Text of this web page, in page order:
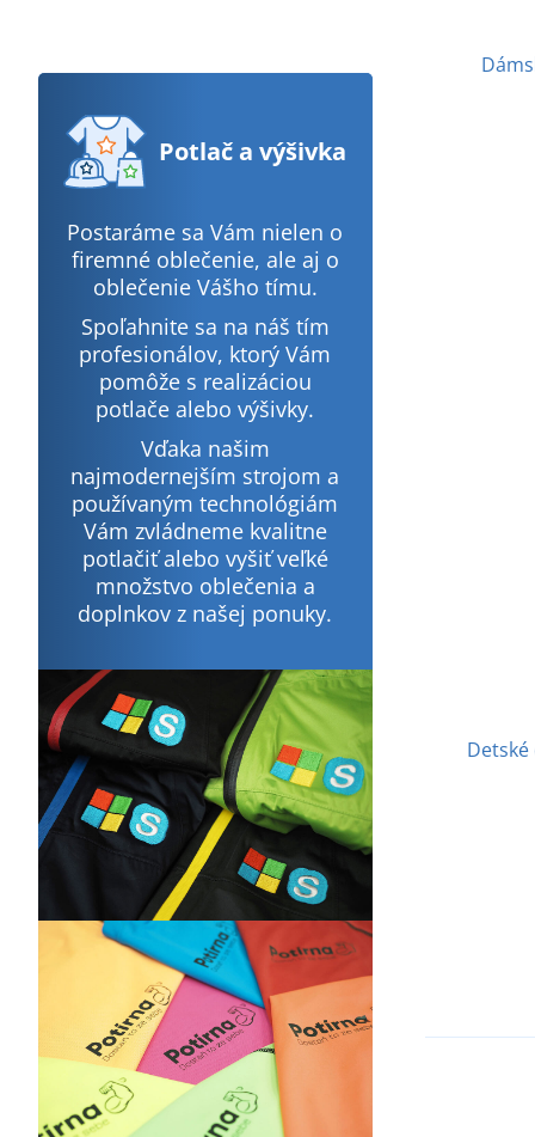
Potlača výšivka
Postaráme sa Vám nielen o
firemné oblečenie, ale aj o
oblečenie Vášho tímu.
Spoľahnite sa na náš tím
profesionálov, ktorý Vám
pomôže s realizáciou
potlače alebo výšivky.
Vďaka našim
najmodernejším strojom a
používaným technológiám
Vám zvládneme kvalitne
potlačiť alebo vyšiť veľké
množstvo oblečenia a
doplnkov z našej ponuky.